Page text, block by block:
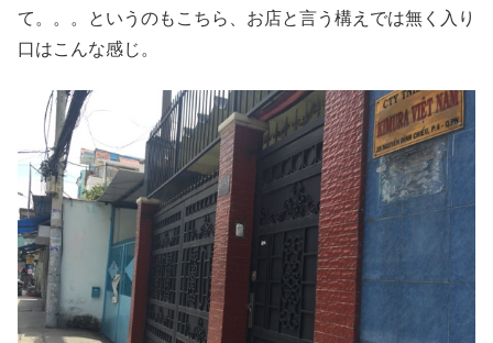
て。。。というのもこちら、お店と言う構えでは無く入り
口はこんな感じ。